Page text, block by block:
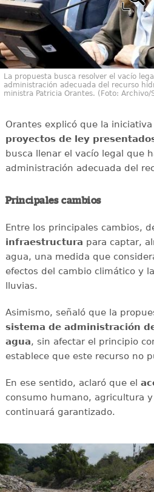
La propuesta busca resolver el vacío
administración adecuada del recurso
ministra Patricia Orantes. (Foto: Archivo/
Orantes explicó que la iniciativa
proyectos de ley
busca llenar el vacío legal que
administración adecuada del
Principales cambios
Entre los principales cambios,
infraestructura para captar,
agua, una medida que
efectos del cambio climático y
lluvias.
Asimismo, señaló que la
sistema de administración
agua, sin afectar el principio
establece que este recurso no
En ese sentido, aclaró que el
consumo humano, agricultura
continuará garantizado.